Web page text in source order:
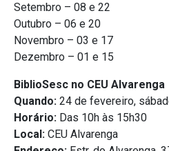
Setembro – 08 e 22
Outubro – 06 e 20
Novembro – 03 e 17
Dezembro – 01 e 15
BiblioSesc no CEU Alvarenga
Quando: 24 de fevereiro,
Horário: Das 10h às 15h30
Local: CEU Alvarenga